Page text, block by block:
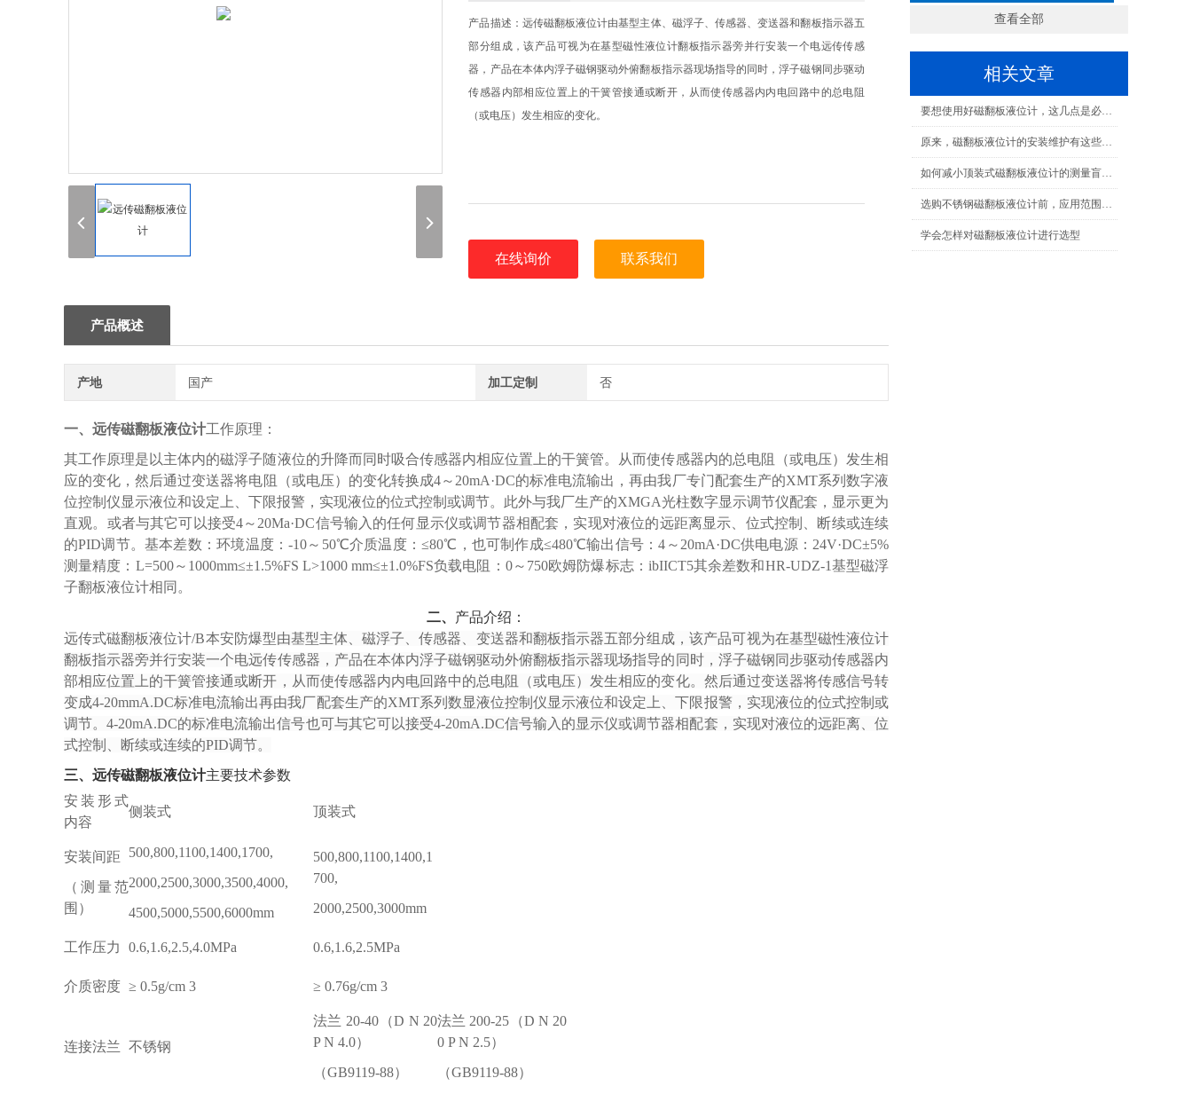
查看全部
相关文章
要想使用好磁翻板液位计，这几点是必须知道的！
原来，磁翻板液位计的安装维护有这些要求
如何减小顶装式磁翻板液位计的测量盲区范围
选购不锈钢磁翻板液位计前，应用范围先了解一下！
学会怎样对磁翻板液位计进行选型
产品描述：远传磁翻板液位计由基型主体、磁浮子、传感器、变送器和翻板指示器五
部分组成，该产品可视为在基型磁性液位计翻板指示器旁并行安装一个电远传传感
器，产品在本体内浮子磁钢驱动外俯翻板指示器现场指导的同时，浮子磁钢同步驱动
传感器内部相应位置上的干簧管接通或断开，从而使传感器内内电回路中的总电阻
（或电压）发生相应的变化。
在线询价 联系我们
产品概述
产地 国产 加工定制 否
一、 远传磁翻板液位计工作原理：
其工作原理是以主体内的磁浮子随液位的升降而同时吸合传感器内相应位置上的干簧管。从而使传感器内的总电阻（或电压）发生相
应的变化，然后通过变送器将电阻（或电压）的变化转换成4～20mA·DC的标准电流输出，再由我厂专门配套生产的XMT系列数字液
位控制仪显示液位和设定上、下限报警，实现液位的位式控制或调节。此外与我厂生产的XMGA光柱数字显示调节仪配套，显示更为
直观。或者与其它可以接受4～20Ma·DC信号输入的任何显示仪或调节器相配套，实现对液位的远距离显示、位式控制、断续或连续
的PID调节。基本差数：环境温度：-10～50℃介质温度：≤80℃，也可制作成≤480℃输出信号：4～20mA·DC供电电源：24V·DC±5%
测量精度：L=500～1000mm≤±1.5%FS L>1000 mm≤±1.0%FS负载电阻：0～750欧姆防爆标志：ibIICT5其余差数和HR-UDZ-1基型磁浮
子翻板液位计相同。
二、 产品介绍：
远传式磁翻板液位计/B本安防爆型由基型主体、磁浮子、传感器、变送器和翻板指示器五部分组成，该产品可视为在基型磁性液位计
翻板指示器旁并行安装一个电远传传感器，产品在本体内浮子磁钢驱动外俯翻板指示器现场指导的同时，浮子磁钢同步驱动传感器内
部相应位置上的干簧管接通或断开，从而使传感器内内电回路中的总电阻（或电压）发生相应的变化。然后通过变送器将传感信号转
变成4-20mmA.DC标准电流输出再由我厂配套生产的XMT系列数显液位控制仪显示液位和设定上、下限报警，实现液位的位式控制或
调节。4-20mA.DC的标准电流输出信号也可与其它可以接受4-20mA.DC信号输入的显示仪或调节器相配套，实现对液位的远距离、位
式控制、断续或连续的PID调节。
三、 远传磁翻板液位计主要技术参数
安装形式
内容
侧装式 顶装式
安装间距
（测量范
围）
500,800,1100,1400,1700,
2000,2500,3000,3500,4000,
4500,5000,5500,6000mm
500,800,1100,1400,1
700,
2000,2500,3000mm
工作压力 0.6,1.6,2.5,4.0MPa 0.6,1.6,2.5MPa
介质密度 ≥ 0.5g/cm 3 ≥ 0.76g/cm 3
连接法兰 不锈钢
法兰 20-40（D N 20
P N 4.0）
（GB9119-88）
法兰 200-25（D N 20
0 P N 2.5）
（GB9119-88）